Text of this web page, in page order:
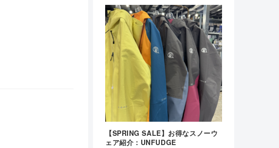
【SPRING SALE】お得なスノーウ
ェア紹介：UNFUDGE